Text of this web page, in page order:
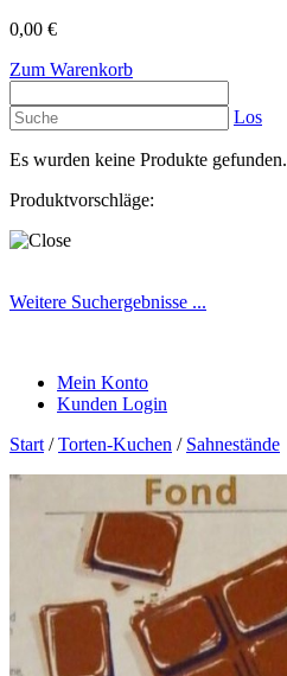
0,00 €
Zum Warenkorb
Los
Es wurden keine Produkte gefunden.
Produktvorschläge:
Weitere Suchergebnisse ...
Mein Konto
Kunden Login
Start /Torten-Kuchen / Sahnestände